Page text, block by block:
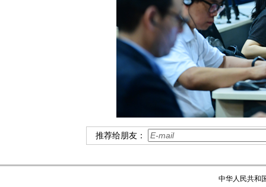
推荐给朋友：
中华人民共和